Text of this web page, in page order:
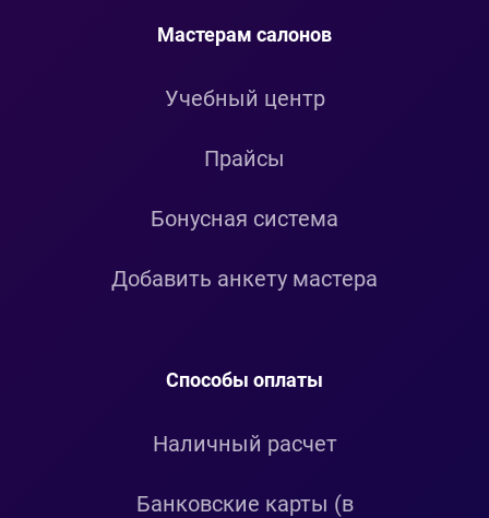
Мастерам салонов
Учебный центр
Прайсы
Бонусная система
Добавить анкету мастера
Способы оплаты
Наличный расчет
Банковские карты (в